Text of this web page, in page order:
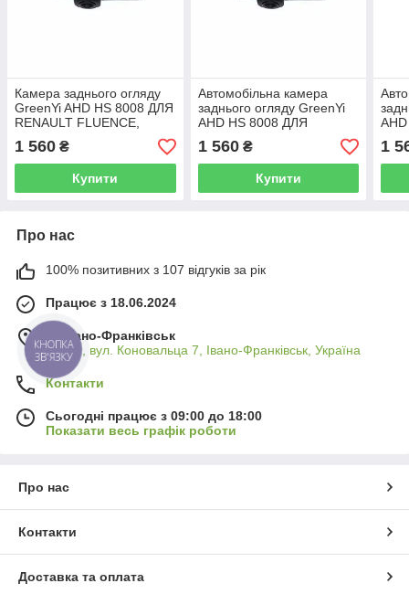
Камера заднього огляду
GreenYi AHD HS 8008 ДЛЯ
RENAULT FLUENCE,
LATITUDE, DUSTER,
MEGANE, SCENIC III,
SYMBOL
1 560 ₴
Купити
Автомобільна камера
заднього огляду GreenYi
AHD HS 8008 ДЛЯ
RENAULT FLUENCE,
LATITUDE, DUSTER,
MEGANE, SCENIC III,
1 560₴
Купити
1
Про нас
100% позитивних з 107 відгуків за рік
Працює з 18.06.2024
м. Івано-Франківськ
76009, вул. Коновальца 7, Івано-Франківськ, Україна
Контакти
Сьогодні працює з 09:00 до 18:00
Показати весь графік роботи
Про нас
Контакти
Доставка та оплата
КНОПКА
ЗВ'ЯЗКУ